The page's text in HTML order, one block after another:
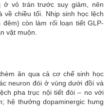
ở vỏ trán trước suy giảm, nên
về chiều tối. Nhịp sinh học lệch
còn làm rối loạn tiết GLP-
vặt muộn.
ăn qua cả cơ chế sinh học
neuron đói ở vùng dưới đồi và
pha trục nội tiết đói – no với
hệ thưởng dopaminergic hưng